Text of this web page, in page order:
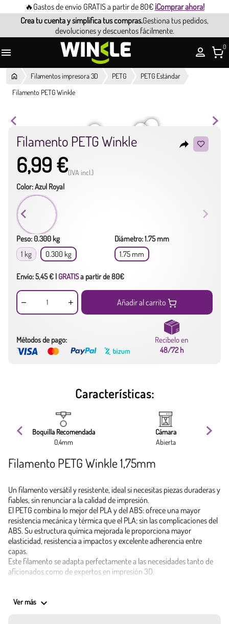
🔥Gastos de envío GRATIS a partir de 80€ ¡Comprar ahora!
Crea tu cuenta y simplifica tus compras.Gestiona tus pedidos,
devoluciones y descuentos fácilmente.
 0
Filamentos impresora 3D PETG
PETG Estándar
Filamento PETG Winkle
Filamento PETG Winkle reply
6,99 €(IVA incl.)
Color: Azul Royal
Peso: 0.300 kg
1 kg
0.300 kg
Diámetro: 1.75 mm
1.75 mm
Envío: 5,45 € | GRATISa partir de 80€
Añadir al carrito
Métodos de pago:
Recíbelo en
48/72 h
Características:
Boquilla Recomendada
0,4mm
Cámara
Abierta
Filamento PETG Winkle 1,75mm
Un filamento versátil y resistente, ideal si necesitas piezas duraderas y
fiables, sin renunciar a la calidad de impresión.
El PETG combina lo mejor del PLA y del ABS: ofrece una mayor
resistencia mecánica y térmica que el PLA; sin las complicaciones del
ABS. Su estructura química mejorada le proporciona mayor
elasticidad, resistencia a impactos y excelente adherencia entre
capas.
Este filamento se adapta perfectamente a las necesidades tanto de
aficionados como de expertos en impresión 3D.
rayos UV y los productos químicos, lo que lo convierte en una opción
Ver más keyboard_arrow_down